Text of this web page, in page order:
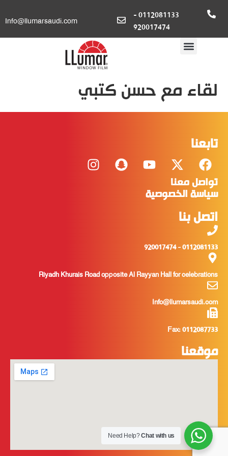
0112081133 -
920017474
Info@llumarsaudi.com
لقاء مع حسن كتبي
موقعنا
اتصل بنا
0112081133 - 920017474
Riyadh Khurais Road opposite Al Rayyan Hall for celebrations
Info@llumarsaudi.com
Fax: 0112087733
تابعنا
تواصل معنا
سياسة الخصوصية
Need Help?Chat with us